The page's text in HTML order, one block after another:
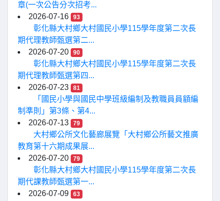
章(一次公告分次招考...
2026-07-16
93
彰化縣大村鄉大村國民小學115學年度第二次長
期代理教師甄選第二...
2026-07-20
90
彰化縣大村鄉大村國民小學115學年度第二次長
期代理教師甄選第四...
2026-07-23
81
「國民小學與國民中學班級編制及教職員員額編
制準則」第3條、第4...
2026-07-13
79
大村鄉公所文化藝廊展覽「大村鄉公所藝文推廣
教育第十六期成果展...
2026-07-20
79
彰化縣大村鄉大村國民小學115學年度第二次長
期代課教師甄選第一...
2026-07-09
63